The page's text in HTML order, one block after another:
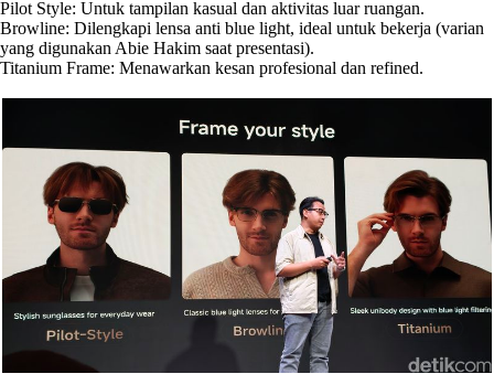
Pilot Style: Untuk tampilan kasual dan aktivitas luar ruangan.
Browline: Dilengkapi lensa anti blue light, ideal untuk bekerja (varian
yang digunakan Abie Hakim saat presentasi).
Titanium Frame: Menawarkan kesan profesional dan refined.